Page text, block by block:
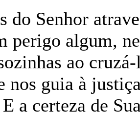
do Senhor
perigo algum,
ao
nos guia à
a certeza de